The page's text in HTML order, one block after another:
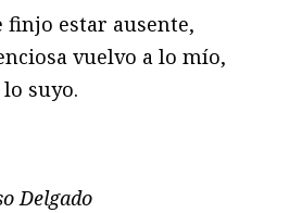
finjo estar ausente,
vuelvo a lo mío,
suyo.
Delgado